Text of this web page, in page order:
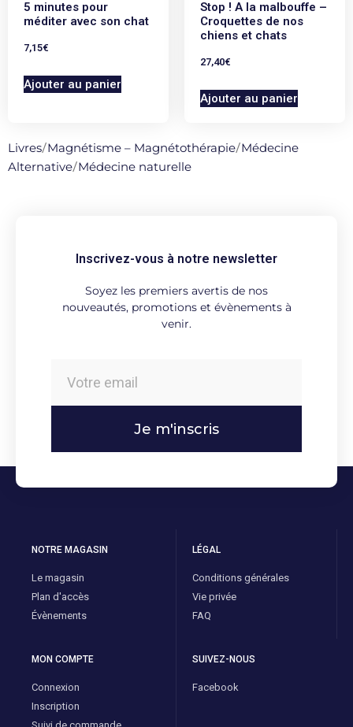
5 minutes pour
méditer avec son chat
7,15€
Ajouter au panier
Stop ! A la malbouffe –
Croquettes de nos
chiens et chats
27,40€
Ajouter au panier
Livres/Magnétisme – Magnétothérapie/Médecine
Alternative/Médecine naturelle
Inscrivez-vous à notre newsletter
Soyez les premiers avertis de nos
nouveautés, promotions et évènements à
venir.
Je m'inscris
NOTRE MAGASIN
Le magasin
Plan d'accès
Évènements
LÉGAL
Conditions générales
Vie privée
FAQ
MON COMPTE
Connexion
Inscription
SUIVEZ-NOUS
Facebook